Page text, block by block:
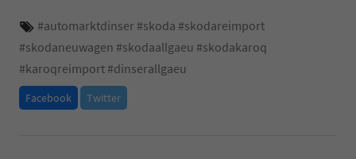
#automarktdinser#skoda #skodareimport
#skodaneuwagen #skodaallgaeu #skodakaroq
#karoqreimport#dinserallgaeu
Facebook Twitter